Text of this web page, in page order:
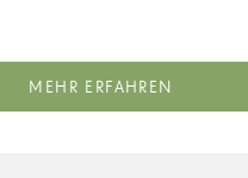
MEHR ERFAHREN